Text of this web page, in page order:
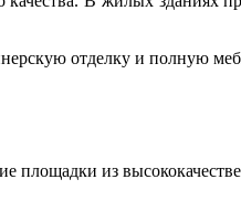
отделку и полную
из